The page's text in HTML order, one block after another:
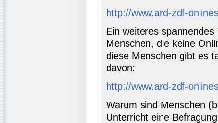
http://www.ard-zdf-
Ein weiteres
Menschen, die keine
diese Menschen gibt es
davon:
http://www.ard-zdf-
Warum sind Menschen
Unterricht eine